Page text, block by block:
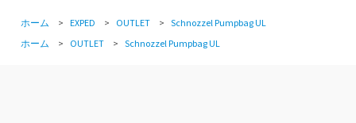
ホーム > EXPED > OUTLET > Schnozzel Pumpbag UL
ホーム
> OUTLET > Schnozzel Pumpbag UL